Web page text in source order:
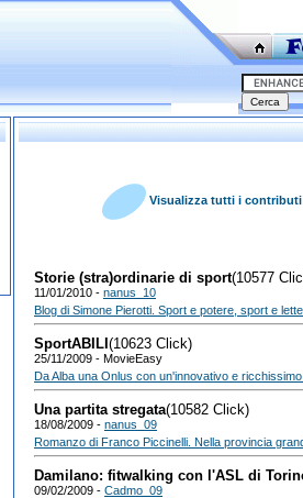
Visualizza tutti i contributi
Storie (stra)ordinarie di sport(10577
11/01/2010 - nanus_10
Blog di Simone Pierotti. Sport e potere, sport e
SportABILI (10623 Click)
25/11/2009 - MovieEasy
Da Alba una Onlus con un'innovativo e
Una partita stregata(10582 Click)
18/08/2009 - nanus_09
Romanzo di Franco Piccinelli. Nella provincia
Damilano: fitwalking con l'ASL di
09/02/2009 - Cadmo_09